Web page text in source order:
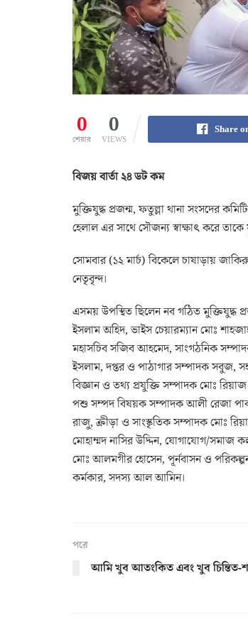
0
শেয়ার
0
VIEWS
Share
বিজয় বার্তা ২৪ ডট কম
মু‌ক্তিযুদ্ধ প্রজন্ম, ফতুল্লা থানা সংস‌দের
হেলাল‌ এর সা‌থে সৌজন‌্য‌ স্বাক্ষাৎ ক‌রে
সোমবার (১২ মার্চ) বি‌কে‌লে চাষাড়ায়
নেতৃবৃন্দ।
এসময় উপ‌স্থিত ছি‌লেন নব গ‌ঠিত মু‌ক্তিযুদ্ধ
ইসলাম অহিদ, ভাইস চেয়ারম্যান মােঃ
মহাসচিব সজিব আহমেদ, সাংগঠনিক
ইসলাম, দপ্তর ও পাঠাগার সম্পাদক সবুজ, সহ
বিজ্ঞান ও তথ্য প্রযুক্তি সম্পাদক মােঃ
পশু সম্পদ বিষয়ক সম্পাদক আলী রেজা
রাজু, ক্রীড়া ও সাংস্কৃতিক সম্পাদক মােঃ
মােহাম্মদ নাসির উদ্দিন, যােগাযােগ/
মােঃ আলমগীর হােসেন, পূর্নবাসন ও
কর্মকার, সদস্য আল আ‌মিন।
পরে
আমি খুব আতংকিত এবং খুব চিন্তিত-